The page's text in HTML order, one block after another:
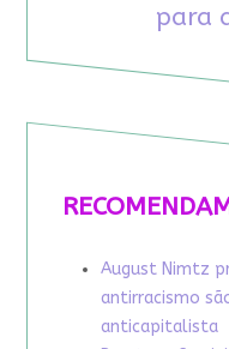
para
August Nimtz
antirracismo
anticapitalista